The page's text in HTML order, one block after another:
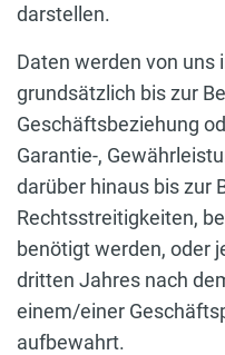
darstellen.
Daten werden von uns
grundsätzlich bis zur
Geschäftsbeziehung
Garantie-,
darüber hinaus bis zur
Rechtsstreitigkeiten,
benötigt werden, oder
dritten Jahres nach
einem/einer
aufbewahrt.